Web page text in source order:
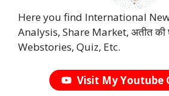
Here you find International
Analysis, Share Market, अतीत की
Webstories, Quiz, Etc.
Visit My Youtube